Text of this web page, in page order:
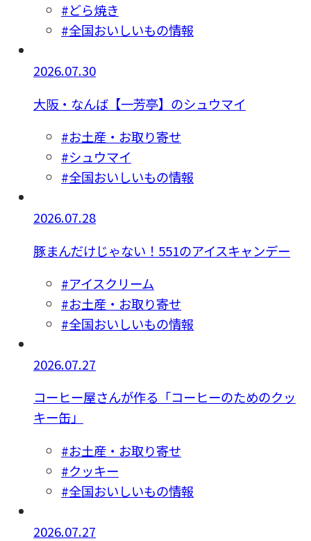
#どら焼き
#全国おいしいもの情報
2026.07.30
大阪・なんば【一芳亭】のシュウマイ
#お土産・お取り寄せ
#シュウマイ
#全国おいしいもの情報
2026.07.28
豚まんだけじゃない！551のアイスキャンデー
#アイスクリーム
#お土産・お取り寄せ
#全国おいしいもの情報
2026.07.27
コーヒー屋さんが作る「コーヒーのためのクッ
キー缶」
#お土産・お取り寄せ
#クッキー
#全国おいしいもの情報
2026.07.27